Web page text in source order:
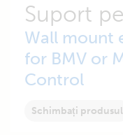
Suport
Wall mount
for BMV or
Control
Schimbați produsul